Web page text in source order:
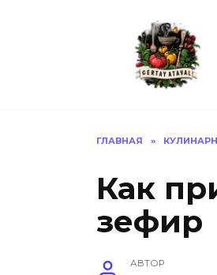
ГЛАВНАЯ »
Как
зефир
АВТОР